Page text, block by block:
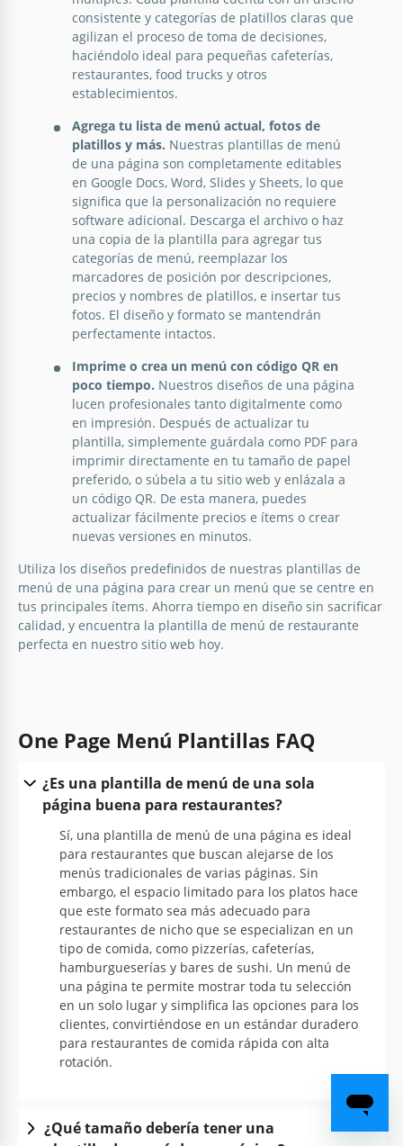
consistente y categorías de platillos claras que
agilizan el proceso de toma de decisiones,
haciéndolo ideal para pequeñas cafeterías,
restaurantes, food trucks y otros
establecimientos.
Agrega tu lista de menú actual, fotos de
platillos y más. Nuestras plantillas de menú
de una página son completamente editables
en Google Docs, Word, Slides y Sheets, lo que
significa que la personalización no requiere
software adicional. Descarga el archivo o haz
una copia de la plantilla para agregar tus
categorías de menú, reemplazar los
marcadores de posición por descripciones,
precios y nombres de platillos, e insertar tus
fotos. El diseño y formato se mantendrán
perfectamente intactos.
Imprime o crea un menú con código QR en
poco tiempo. Nuestros diseños de una página
lucen profesionales tanto digitalmente como
en impresión. Después de actualizar tu
plantilla, simplemente guárdala como PDF para
imprimir directamente en tu tamaño de papel
preferido, o súbela a tu sitio web y enlázala a
un código QR. De esta manera, puedes
actualizar fácilmente precios e ítems o crear
nuevas versiones en minutos.
Utiliza los diseños predefinidos de nuestras plantillas de
menú de una página para crear un menú que se centre en
tus principales ítems. Ahorra tiempo en diseño sin sacrificar
calidad, y encuentra la plantilla de menú de restaurante
perfecta en nuestro sitio web hoy.
One Page Menú Plantillas FAQ
¿Es una plantilla de menú de una sola
página buena para restaurantes?
Sí, una plantilla de menú de una página es ideal
para restaurantes que buscan alejarse de los
menús tradicionales de varias páginas. Sin
embargo, el espacio limitado para los platos hace
que este formato sea más adecuado para
restaurantes de nicho que se especializan en un
tipo de comida, como pizzerías, cafeterías,
hamburgueserías y bares de sushi. Un menú de
una página te permite mostrar toda tu selección
en un solo lugar y simplifica las opciones para los
clientes, convirtiéndose en un estándar duradero
para restaurantes de comida rápida con alta
rotación.
¿Qué tamaño debería tener una